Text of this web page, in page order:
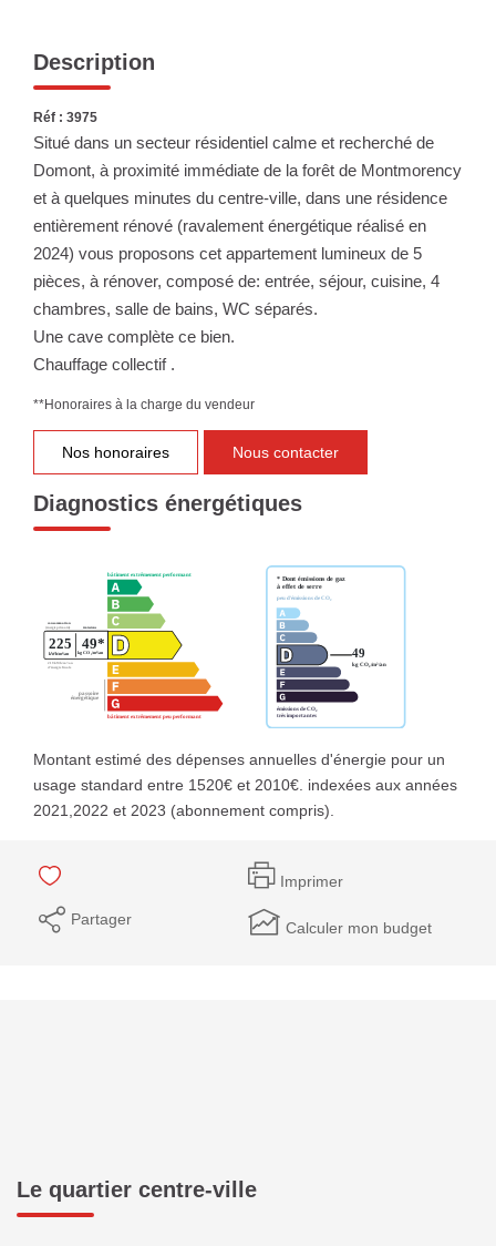
Description
Réf : 3975
Situé dans un secteur résidentiel calme et recherché de
Domont, à proximité immédiate de la forêt de Montmorency
et à quelques minutes du centre-ville, dans une résidence
entièrement rénové (ravalement énergétique réalisé en
2024) vous proposons cet appartement lumineux de 5
pièces, à rénover, composé de: entrée, séjour, cuisine, 4
chambres, salle de bains, WC séparés.
Une cave complète ce bien.
Chauffage collectif .
**Honoraires à la charge du vendeur
Nos honoraires Nous contacter
Diagnostics énergétiques
Montant estimé des dépenses annuelles d'énergie pour un
usage standard entre 1520€ et 2010€. indexées aux années
2021,2022 et 2023 (abonnement compris).
Imprimer
Partager Calculer mon budget
Le quartier centre-ville